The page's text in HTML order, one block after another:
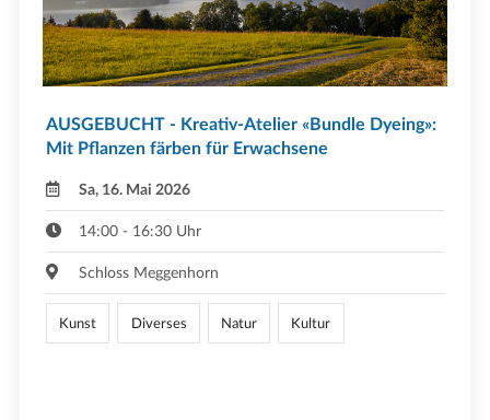
AUSGEBUCHT - Kreativ-Atelier «Bundle Dyeing»:
Mit Pflanzen färben für Erwachsene
Sa, 16. Mai 2026
14:00 - 16:30 Uhr
Schloss Meggenhorn
Kunst Diverses Natur Kultur